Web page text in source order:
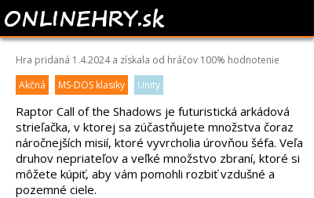
RAPTOR
Hra pridaná 1.4.2024 a získala od hráčov 100% hodnotenie
Akčná
MS-DOS klasiky Unity
Raptor Call of the Shadows je futuristická arkádová
strieľačka, v ktorej sa zúčastňujete množstva čoraz
náročnejších misií, ktoré vyvrcholia úrovňou šéfa. Veľa
druhov nepriateľov a veľké množstvo zbraní, ktoré si
môžete kúpiť, aby vám pomohli rozbiť vzdušné a
pozemné ciele.